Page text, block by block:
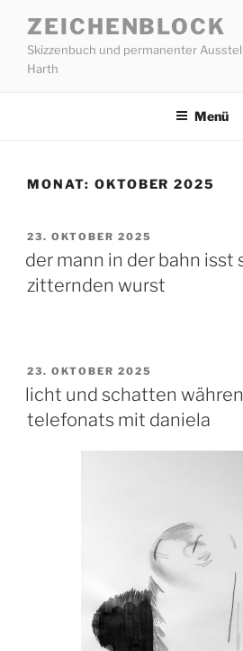
Inhalt
springen
ZEICHENBLOCK
Skizzenbuch und permanenter
Harth
Menü
MONAT: OKTOBER 2025
VERÖFFENTLICHT
AM
23. OKTOBER 2025
der mann in der bahn isst
zitternden wurst
VERÖFFENTLICHT
AM
23. OKTOBER 2025
licht und schatten
telefonats mit daniela